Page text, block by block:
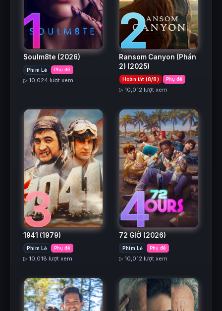
1
Soulm8te (2026)
Phim Lẻ Phụ đề
▷ 10,024 lượt xem
2
Ransom Canyon (Phần
2) (2025)
Hoàn tất (8/8) Phụ đề
▷ 10,012 lượt xem
3
1941 (1979)
Phim Lẻ Phụ đề
▷ 10,018 lượt xem
4
72 GIỜ (2026)
Phim Lẻ Phụ đề
▷ 10,012 lượt xem